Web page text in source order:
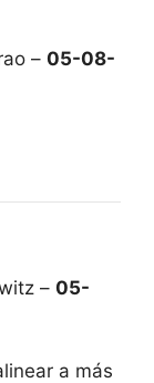
– 05-08-
– 05-
a más